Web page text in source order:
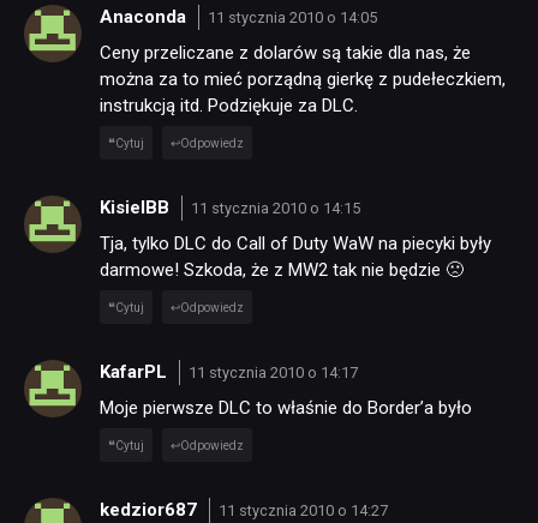
Anaconda 11 stycznia 2010 o 14:05
Ceny przeliczane z dolarów są takie dla nas, że
można za to mieć porządną gierkę z pudełeczkiem,
instrukcją itd. Podziękuje za DLC.
Cytuj Odpowiedz
KisielBB 11 stycznia 2010 o 14:15
Tja, tylko DLC do Call of Duty WaW na piecyki były
darmowe! Szkoda, że z MW2 tak nie będzie 🙁
Cytuj Odpowiedz
KafarPL 11 stycznia 2010 o 14:17
Moje pierwsze DLC to właśnie do Border’a było
Cytuj Odpowiedz
kedzior687 11 stycznia 2010 o 14:27